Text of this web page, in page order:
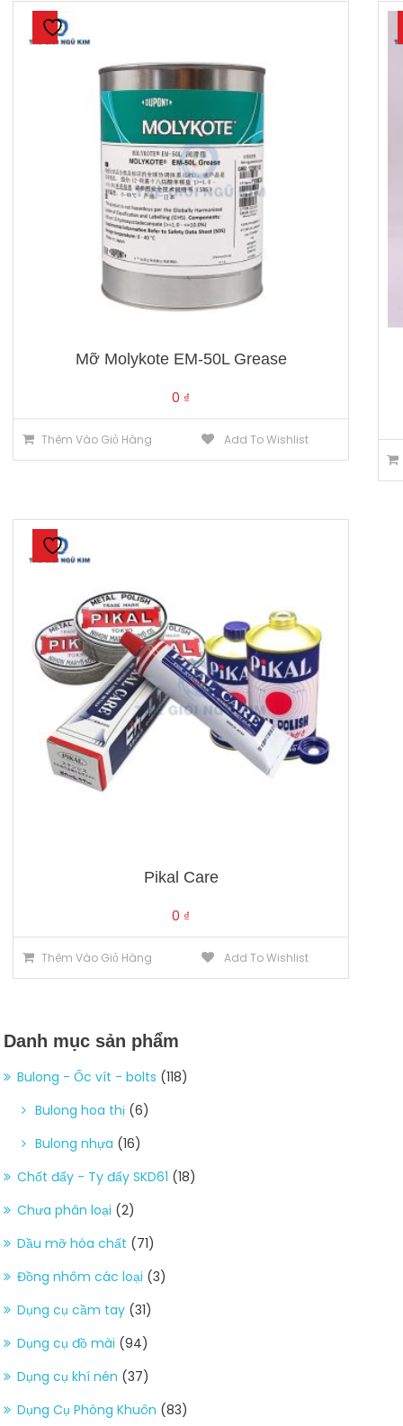
Mỡ Molykote EM-50L Grease
0 ₫
Thêm Vào Giỏ Hàng Add To Wishlist
Pikal Care
0 ₫
Thêm Vào Giỏ Hàng Add To Wishlist
Danh mục sản phẩm
Bulong - Ốc vít - bolts (118)
Bulong hoa thị (6)
Bulong nhựa (16)
Chốt đẩy - Ty đẩy SKD61 (18)
Chưa phân loại (2)
Dầu mỡ hóa chất (71)
Đồng nhôm các loại (3)
Dụng cụ cầm tay (31)
Dụng cụ đồ mài (94)
Dụng cụ khí nén (37)
Dụng Cụ Phòng Khuôn (83)